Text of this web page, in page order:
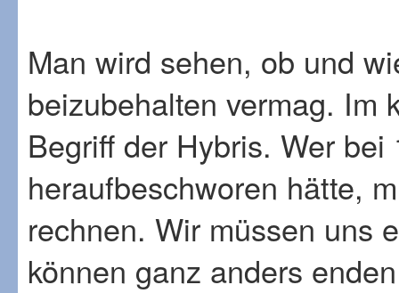
Man wird sehen, ob und
beizubehalten vermag. Im
Begriff der Hybris. Wer
heraufbeschworen hätte,
rechnen. Wir müssen uns
können ganz anders